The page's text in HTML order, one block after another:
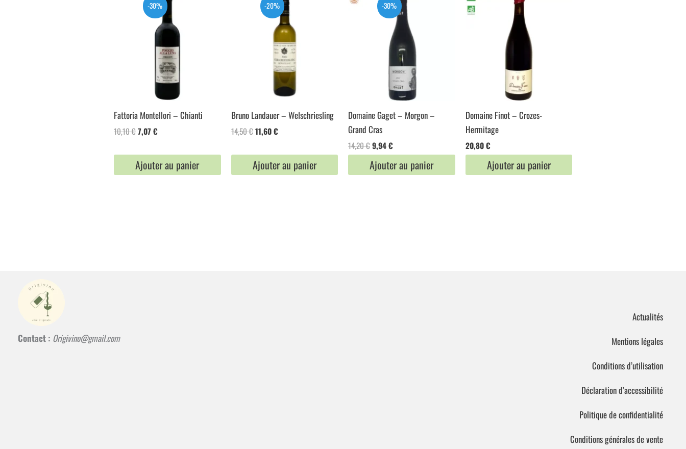
-30%
Fattoria Montellori – Chianti
10,10€Le
était :
10,10 €.
7,07€Le
7,07 €.
Ajouter au panier
-20%
Bruno Landauer – Welschriesling
14,50€ Le
était :
14,50 €.
11,60€Le
11,60 €.
Ajouter au panier
-30%
Domaine Gaget – Morgon –
Grand Cras
14,20€Le
prix
initial
était :
9,94€Le
prix
actuel
est :
Ajouter au panier
Domaine Finot – Crozes-
Hermitage
20,80€
Ajouter au panier
Contact : Origivino@gmail.com
Actualités
Mentions légales
Conditions d’utilisation
Déclaration d’accessibilité
Politique de confidentialité
Conditions générales de vente